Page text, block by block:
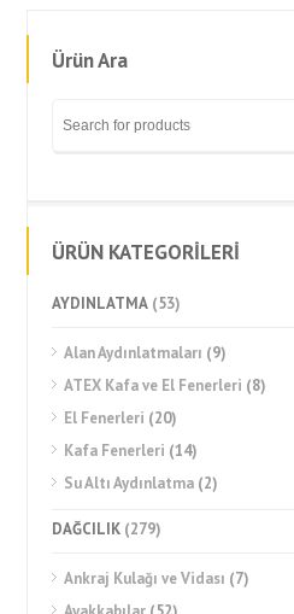
Ürün Ara
ÜRÜN KATEGORİLERİ
AYDINLATMA (53)
Alan Aydınlatmaları (9)
ATEX Kafa ve El Fenerleri (8)
El Fenerleri (20)
Kafa Fenerleri (14)
Su Altı Aydınlatma (2)
DAĞCILIK (279)
Ankraj Kulağı ve Vidası (7)